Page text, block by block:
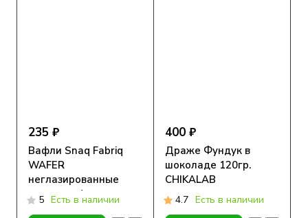
235 ₽
Вафли Snaq Fabriq
WAFER
неглазированные
шоколад-фундук,
120гр
5 Есть в наличии
400 ₽
Драже Фундук в
шоколаде 120гр.
CHIKALAB
4.7 Есть в наличии